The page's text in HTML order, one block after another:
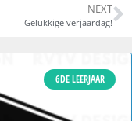
NEXT
Gelukkige verjaardag!
6DE LEERJAAR